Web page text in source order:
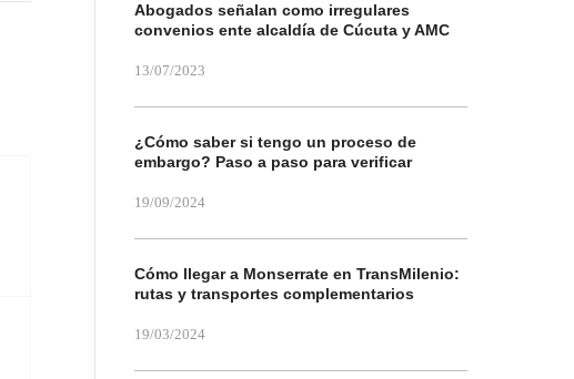
Abogados señalan como irregulares
convenios ente alcaldía de Cúcuta y AMC
13/07/2023
¿Cómo saber si tengo un proceso de
embargo? Paso a paso para verificar
19/09/2024
Cómo llegar a Monserrate en TransMilenio:
rutas y transportes complementarios
19/03/2024